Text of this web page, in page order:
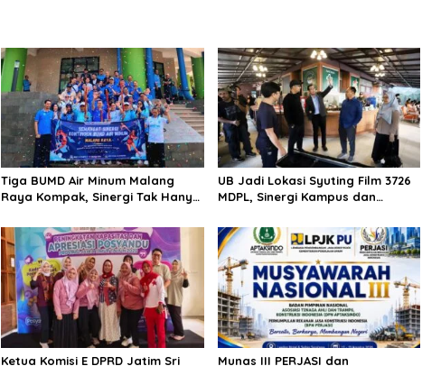
Tiga BUMD Air Minum Malang
Raya Kompak, Sinergi Tak Hanya
UB Jadi Lokasi Syuting Film 3726
MDPL, Sinergi Kampus dan
Pengalaman Nyata bagi
Mahasiswa
Ketua Komisi E DPRD Jatim Sri Munas III PERJASI dan